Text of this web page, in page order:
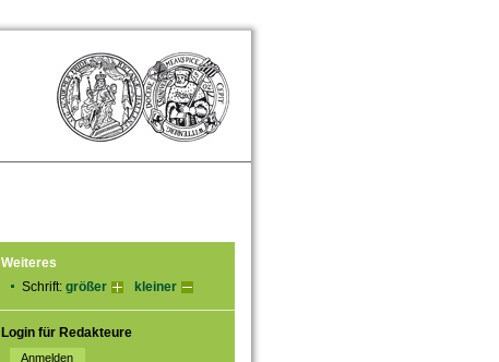
Weiteres
Schrift: größer kleiner
Login für Redakteure